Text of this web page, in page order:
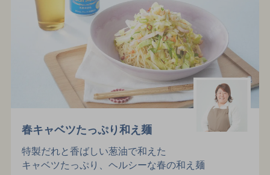
春キャベツたっぷり和え麺
特製だれと香ばしい葱油で和えた
キャベツたっぷり、ヘルシーな春の和え麺